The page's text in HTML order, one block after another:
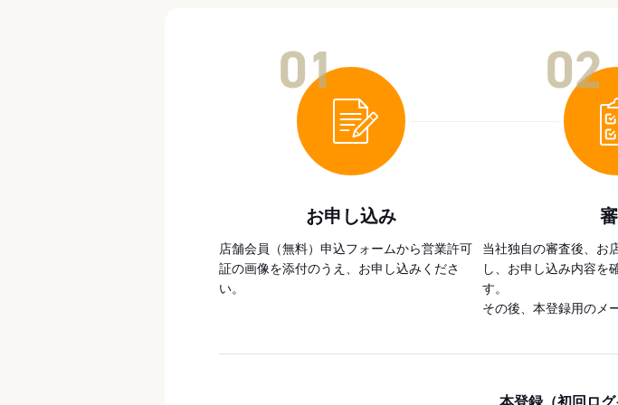
お申し込み
店舗会員（無料）申込フォームから営業許可
証の画像を添付のうえ、お申し込みくださ
い。
当社独自の審査後、お
し、お申し込み内容を
す。
その後、本登録用のメ